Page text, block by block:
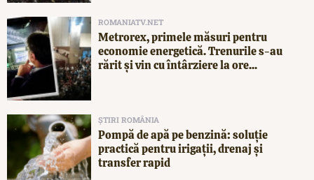
ROMANIATV.NET
Metrorex, primele măsuri pentru
economie energetică. Trenurile s-au
rărit și vin cu întârziere la ore...
ȘTIRI ROMÂNIA
Pompă de apă pe benzină: soluție
practică pentru irigații, drenaj și
transfer rapid